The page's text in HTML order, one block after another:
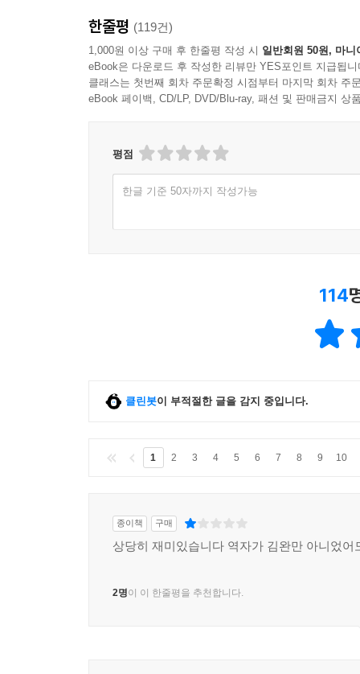
한줄평 (119건)
1,000원 이상 구매 후 한줄평 작성 시 일반회원 50원, 마니
eBook은 다운로드 후 작성한 리뷰만 YES포인트 지급됩니
클래스는 첫번째 회차 주문확정 시점부터 마지막 회차 주
eBook 페이백, CD/LP, DVD/Blu-ray, 패션 및 판매금지 상
평점
한글 기준 50자까지 작성가능
114
클린봇이 부적절한 글을 감지 중입니다.
1 2 3 4 5 6 7 8 9 10
종이책 구매
상당히 재미있습니다 역자가 김완만 아니었어
2명이 이 한줄평을 추천합니다.